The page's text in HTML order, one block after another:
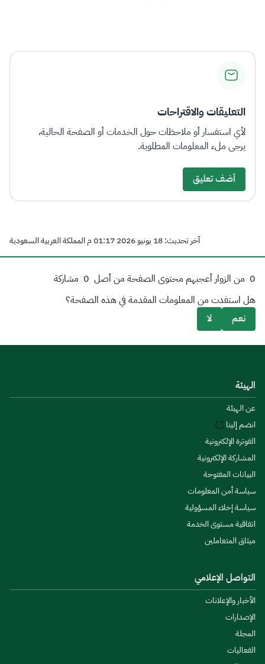
التعليقات والاقتراحات
لأي استفسار أو ملاحظات حول الخدمات أو الصفحة الحالية،
يرجى ملء المعلومات المطلوبة.
أضف تعليق
آخر تحديث: 18 يونيو 2026 01:17 م المملكة العربية السعودية
0 من الزوار أعجبهم محتوى الصفحة من أصل 0 مشاركة
هل استفدت من المعلومات المقدمة في هذه الصفحة؟
نعم
لا
الهيئة
عن الهيئة
انضم إلينا
الفوترة الإلكترونية
المشاركة الإلكترونية
البيانات المفتوحة
سياسة أمن المعلومات
سياسة إخلاء المسؤولية
اتفاقية مستوى الخدمة
ميثاق المتعاملين
التواصل الإعلامي
الأخبار والإعلانات
الإصدارات
المجلة
الفعاليات